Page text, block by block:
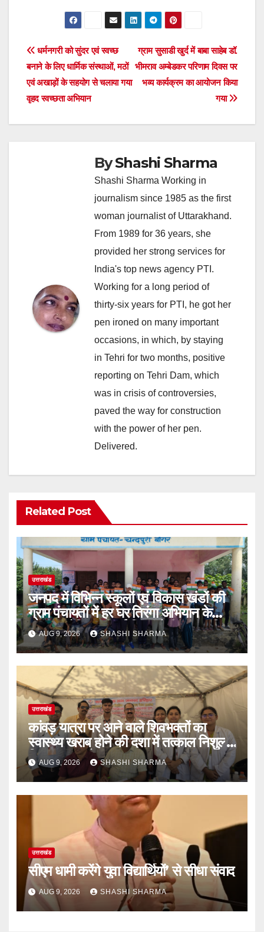
Post
navigation
ग्राम सुसाडी खुर्द में बाबा साहेब डॉ.
भीमराव अम्बेडकर परिणाम दिवस पर
भव्य कार्यक्रम का आयोजन किया
गया
धर्मनगरी को सुंदर एवं स्वच्छ
बनाने के लिए धार्मिक संस्थाओं, मठों
एवं अखाड़ों के सहयोग से चलाया गया
वृहद स्वच्छता अभियान
ByShashi Sharma
Shashi Sharma Working in
journalism since 1985 as the first
woman journalist of Uttarakhand.
From 1989 for 36 years, she
provided her strong services for
India's top news agency PTI.
Working for a long period of
thirty-six years for PTI, he got her
pen ironed on many important
occasions, in which, by staying
in Tehri for two months, positive
reporting on Tehri Dam, which
was in crisis of controversies,
paved the way for construction
with the power of her pen.
Delivered.
Related Post
उत्तराखंड
जनपद में विभिन्न स्कूलों एवं विकास खंडों की
ग्राम पंचायतों में हर घर तिरंगा अभियान के
तहत आयोजित की गई तिरंगा रैली एवं साइकिल
रैली
AUG 9, 2026 SHASHI SHARMA
उत्तराखंड
कांवड़ यात्रा पर आने वाले शिवभक्तों का
स्वास्थ्य खराब होने की दशा में तत्काल निशुल्क
किया जा रहा है उपचार
AUG 9, 2026 SHASHI SHARMA
उत्तराखंड
सीएम धामी करेंगे युवा विद्यार्थियों’ से सीधा संवाद
AUG 9, 2026 SHASHI SHARMA